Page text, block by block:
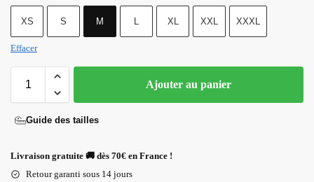
XS S M L XL XXL XXXL
Effacer
Ajouter au panier
Guide des tailles
Livraison gratuite 🚚 dès 70€ en France !
Retour garanti sous 14 jours